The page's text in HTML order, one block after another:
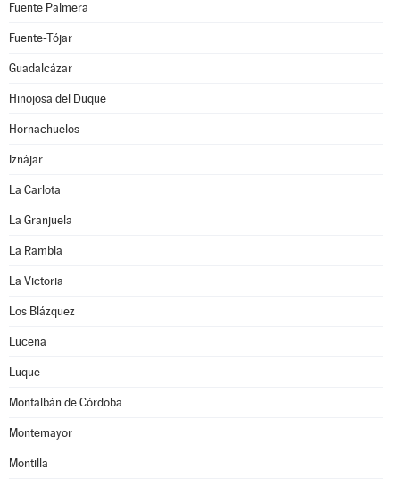
Fuente Palmera
Fuente-Tójar
Guadalcázar
Hinojosa del Duque
Hornachuelos
Iznájar
La Carlota
La Granjuela
La Rambla
La Victoria
Los Blázquez
Lucena
Luque
Montalbán de Córdoba
Montemayor
Montilla